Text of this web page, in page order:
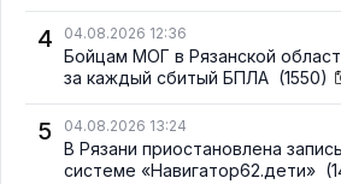
4 04.08.2026 12:36
Бойцам МОГ в Рязанской
за каждый сбитый БПЛА (1550)
5 04.08.2026 13:24
В Рязани приостановлена
системе «Навигатор62.дети»